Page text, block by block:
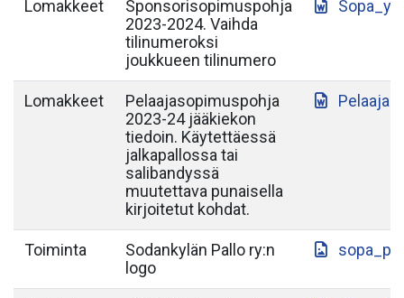
Lomakkeet
Sponsorisopimuspohja
2023-2024. Vaihda
tilinumeroksi
joukkueen tilinumero
Lomakkeet
Pelaajasopimuspohja
2023-24 jääkiekon
tiedoin. Käytettäessä
jalkapallossa tai
salibandyssä
muutettava punaisella
kirjoitetut kohdat.
Toiminta
Sodankylän Pallo ry:n
logo